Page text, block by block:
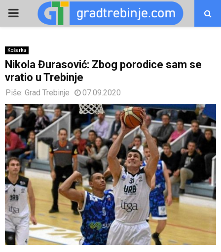
PRIMARY
Košarka
Nikola Đurasović: Zbog porodice sam se
vratio u Trebinje
Piše: Grad Trebinje 07.09.2020